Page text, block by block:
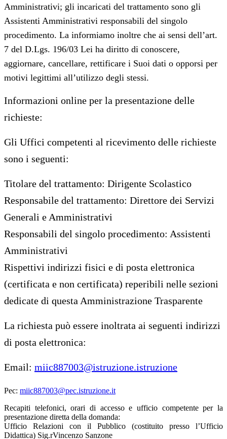
Amministrativi; gli incaricati del trattamento sono gli
Assistenti Amministrativi responsabili del singolo
procedimento. La informiamo inoltre che ai sensi dell’art.
7 del D.Lgs. 196/03 Lei ha diritto di conoscere,
aggiornare, cancellare, rettificare i Suoi dati o opporsi per
motivi legittimi all’utilizzo degli stessi.
Informazioni online per la presentazione delle
richieste:
Gli Uffici competenti al ricevimento delle richieste
sono i seguenti:
Titolare del trattamento: Dirigente Scolastico
Responsabile del trattamento: Direttore dei Servizi
Generali e Amministrativi
Responsabili del singolo procedimento: Assistenti
Amministrativi
Rispettivi indirizzi fisici e di posta elettronica
(certificata e non certificata) reperibili nelle sezioni
dedicate di questa Amministrazione Trasparente
La richiesta può essere inoltrata ai seguenti indirizzi
di posta elettronica:
Email: miic887003@istruzione.istruzione
Pec: miic887003@pec.istruzione.it
Recapiti telefonici, orari di accesso e ufficio competente per la
presentazione diretta della domanda:
Ufficio Relazioni con il Pubblico (costituito presso l’Ufficio
Didattica) Sig.rVincenzo Sanzone